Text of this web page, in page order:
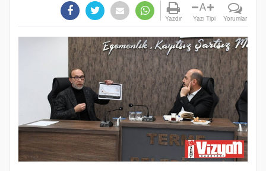
Yazdır
A
Yazı Tipi Yorumlar